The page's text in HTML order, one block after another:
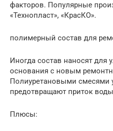
факторов. Популярные
«Технопласт», «КрасКО».
полимерный состав для
Иногда состав наносят для
основания с новым
Полиуретановыми смесями
предотвращают приток
Плюсы: